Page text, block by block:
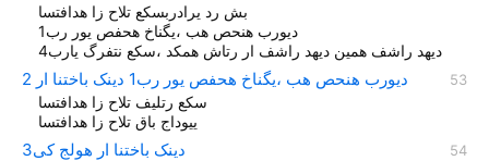
بش رد یرادربسکع تلاح زا هدافتسا
دیورب هنحص هب ،یگناخ هحفص یور رب1
دیهد راشف همین دیهد راشف ار رتاش همکد ،سکع نتفرگ یارب4
دیورب هنحص هب ،یگناخ هحفص یور رب1 دينک باختنا ار 2
سکع رتلیف تلاح زا هدافتسا
یيوداج باق تلاح زا هدافتسا
دینک باختنا ار هولج کی3